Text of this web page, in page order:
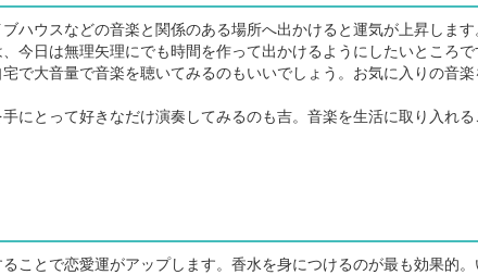
ハウスなどの音楽と関係のある場所へ出かけると運気が上昇しま
今日は無理矢理にでも時間を作って出かけるようにしたいところで
で大音量で音楽を聴いてみるのもいいでしょう。お気に入りの音
にとって好きなだけ演奏してみるのも吉。音楽を生活に取り入れ
ことで恋愛運がアップします。香水を身につけるのが最も効果的。